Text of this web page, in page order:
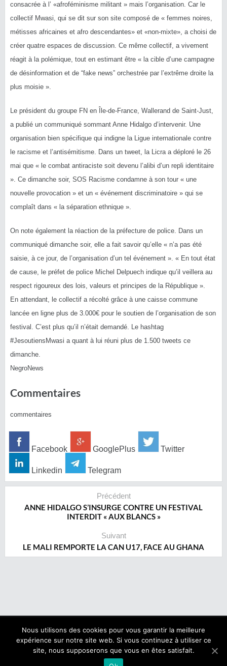
consacrée à l’ «afroféminisme militant » mais l’organisation. Car le
collectif Mwasi, qui se dit sur son site composé de « femmes noires,
métisses africaines et afro descendantes» et «non-mixte», a choisi de
créer quatre espaces de discussion. Ce même collectif, a vivement
réagit à la polémique, tout en estimant être « la cible d’une campagne
de désinformation et de “fake news” orchestrée par l’extrême droite la
plus moisie ».
Le président du groupe FN en Île-de-France, Wallerand de Saint-Just,
a publié un communiqué sommant Anne Hidalgo d’intervenir. Une
organisation bien spécifique qui indigne la Ligue internationale contre
le racisme et l’antisémitisme. Dans un tweet, la Licra a déploré le 26
mai que « le combat antiraciste soit devenu l’alibi d’un repli identitaire
». Ce dimanche soir, SOS Racisme condamne à son tour « une
nouvelle provocation » et un « événement discriminatoire » qui se
complaît dans « la séparation ethnique ».
On note également la réaction de la préfecture de police. Dans un
communiqué dimanche soir, elle a fait savoir qu’elle « n’a pas été
saisie, à ce jour, de l’organisation d’un tel événement ». « En tout état
de cause, le préfet de police Michel Delpuech indique qu’il veillera au
respect rigoureux des lois, valeurs et principes de la République ».
En attendant, le collectif a récolté grâce à une caisse commune
lancée en ligne plus de 3.000€ pour le soutien de l’organisation de son
festival. C’est plus qu’il n’était demandé. Le hashtag
#JesoutiensMwasi a quant à lui réuni plus de 1.500 tweets ce
dimanche.
NegroNews
Commentaires
commentaires
Facebook GooglePlus Twitter
Linkedin Telegram
Précédent
ANNE HIDALGO S’INSURGE CONTRE UN FESTIVAL
INTERDIT « AUX BLANCS »
Suivant
LE MALI REMPORTE LA CAN U17, FACE AU GHANA
Copyright © 2017 NegroNews. Tous droits réservés.
Qui sommes nous ?
Mentions légales
Nous utilisons des cookies pour vous garantir la meilleure
expérience sur notre site web. Si vous continuez à utiliser ce
site, nous supposerons que vous en êtes satisfait.